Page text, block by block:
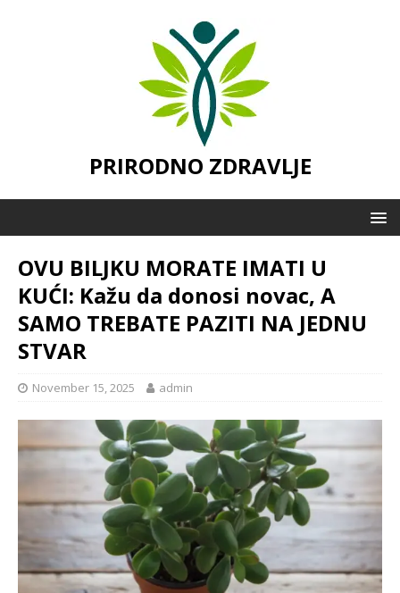
PRIRODNO ZDRAVLJE
OVU BILJKU MORATE IMATI U
KUĆI: Kažu da donosi novac, A
SAMO TREBATE PAZITI NA JEDNU
STVAR
November 15, 2025 admin